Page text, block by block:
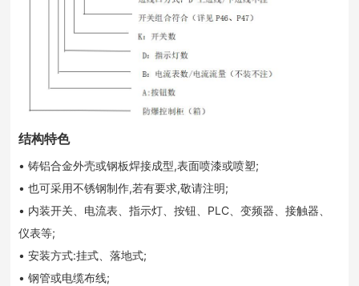
结构特色
• 铸铝合金外壳或钢板焊接成型,表面喷漆或喷塑;
• 也可采用不锈钢制作,若有要求,敬请注明;
• 内装开关、电流表、指示灯、按钮、PLC、变频器、接触器、
仪表等;
• 安装方式:挂式、落地式;
• 钢管或电缆布线;